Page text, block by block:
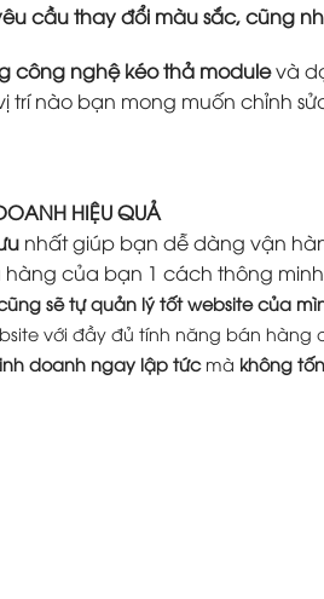
cầu thay đổi màu sắc, cũng
công nghệ kéo thả modulevà
trí nào bạn mong muốn chỉnh
HIỆU QUẢ
nhất giúp bạn dễ dàng vận
của bạn 1 cách thông
sẽ tự quản lý tốt website của
với đầy đủ tính năng bán hàng
doanh ngay lập tứcmà không